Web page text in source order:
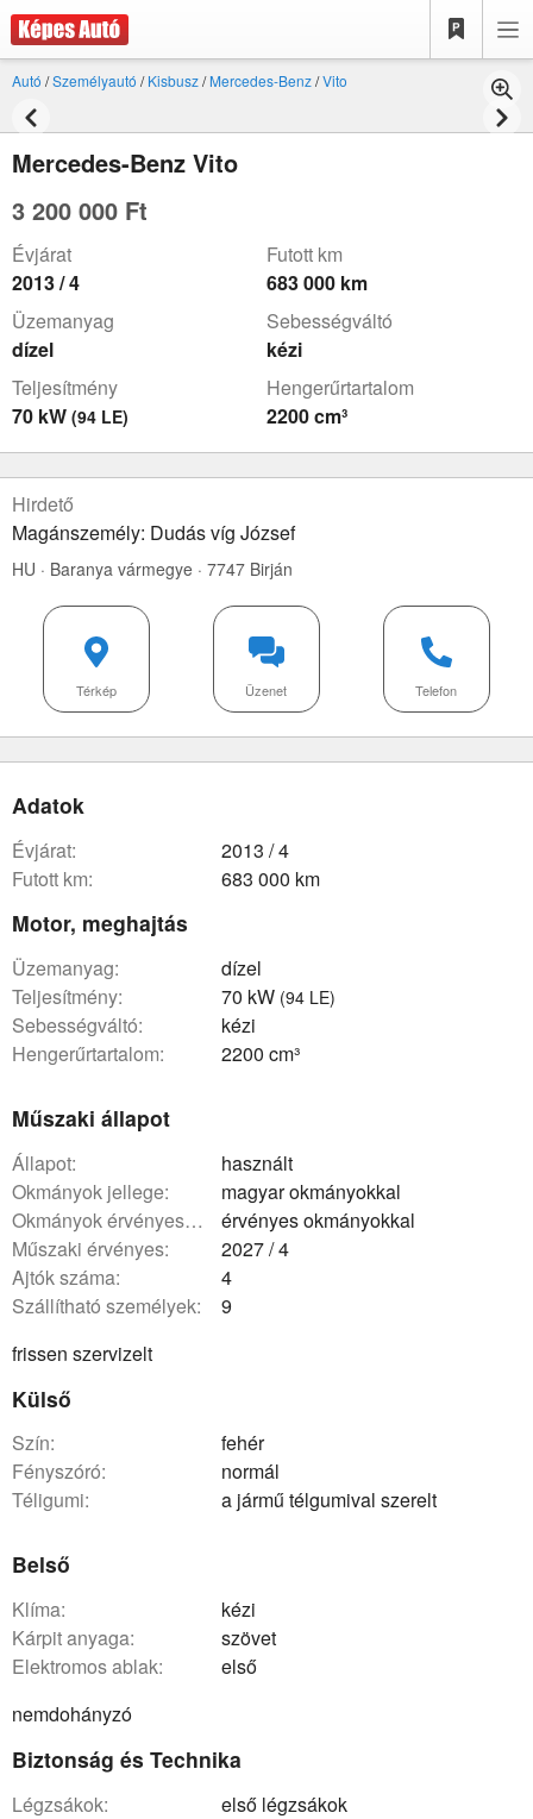
Autó /Személyautó /Kisbusz/Mercedes-Benz/Vito
Mercedes-Benz Vito
3 200 000 Ft
Évjárat
2013 / 4
Futott km
683 000 km
Üzemanyag
dízel
Sebességváltó
kézi
Teljesítmény
70 kW (94 LE)
Hengerűrtartalom
2200 cm³
Hirdető
Magánszemély: Dudás víg József
HU · Baranya vármegye · 7747 Birján
Telefon
Üzenet
Térkép
Adatok
évjárat:
2013 / 4
futott km:
683 000 km
Motor, meghajtás
üzemanyag:
dízel
teljesítmény:
70 kW (94 LE)
sebességváltó:
kézi
hengerűrtartalom:
2200 cm³
Műszaki állapot
állapot:
használt
okmányok jellege:
magyar okmányokkal
okmányok érvényessége:
érvényes okmányokkal
műszaki érvényes:
2027 / 4
ajtók száma:
4
szállítható személyek:
9
frissen szervizelt
Külső
szín:
fehér
fényszóró:
normál
téligumi:
a jármű télgumival szerelt
Belső
klíma:
kézi
kárpit anyaga:
szövet
elektromos ablak:
első
nemdohányzó
Biztonság és Technika
légzsákok:
első légzsákok